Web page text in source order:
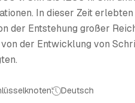
In dieser Zeit
der Entstehung großer
der Entwicklung von
Deutsch